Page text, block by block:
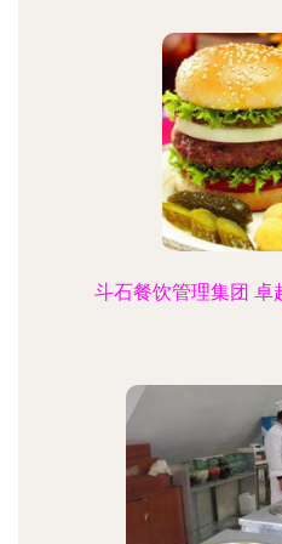
斗石餐饮管理集团 卓